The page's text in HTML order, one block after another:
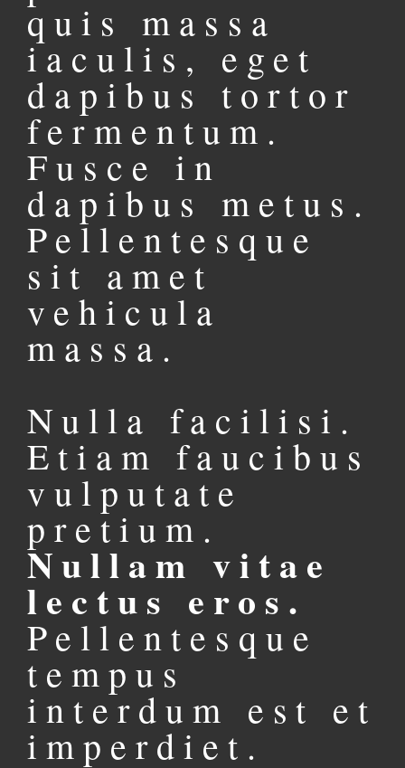
quis massa
iaculis, eget
dapibus tortor
fermentum.
Fusce in
dapibus metus.
Pellentesque
sit amet
vehicula
massa.
Nulla facilisi.
Etiam faucibus
vulputate
pretium.
Nullam vitae
lectus eros.
Pellentesque
tempus
interdum est et
imperdiet.